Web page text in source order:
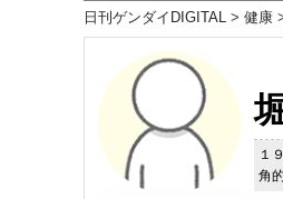
日刊ゲンダイDIGITAL 健康
１
角